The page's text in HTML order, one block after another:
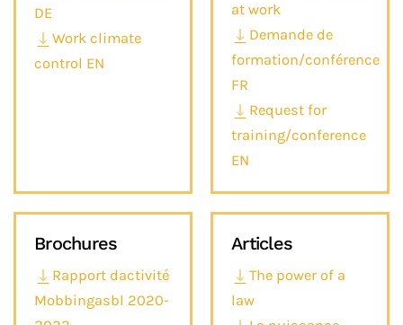
DE
Work climate
control EN
at work
Demande de
formation/conférence
FR
Request for
training/conference
EN
Brochures
Rapport dactivité
Mobbingasbl 2020-
Articles
The power of a
law